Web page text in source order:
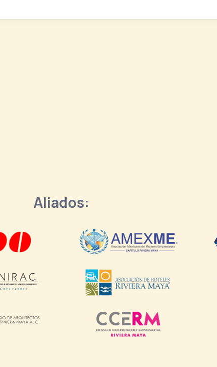
Aliados: